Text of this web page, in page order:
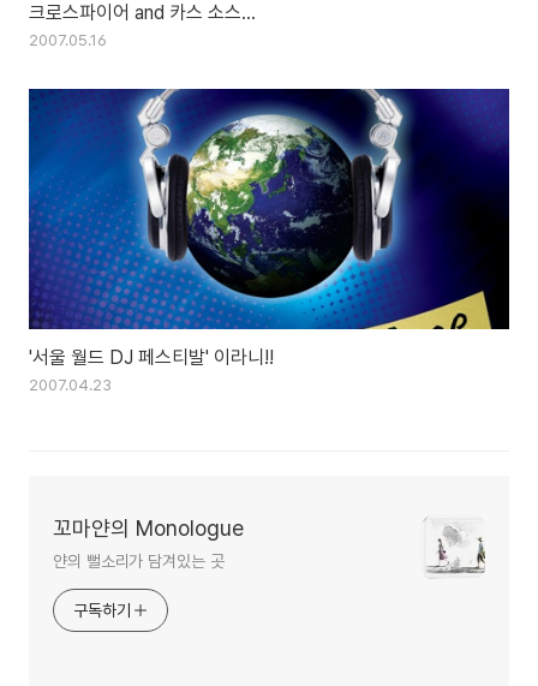
크로스파이어 and 카스 소스...
2007.05.16
'서울 월드 DJ 페스티발' 이라니!!
2007.04.23
꼬마얀의 Monologue
얀의 뻘소리가 담겨있는 곳
구독하기